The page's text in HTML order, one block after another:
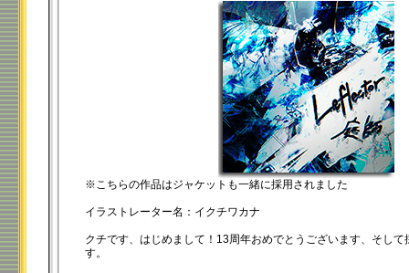
※こちらの作品はジャケットも一緒に採用されました
イラストレーター名：イクチワカナ
クチです、はじめまして！13周年おめでとうございます、そし
す。